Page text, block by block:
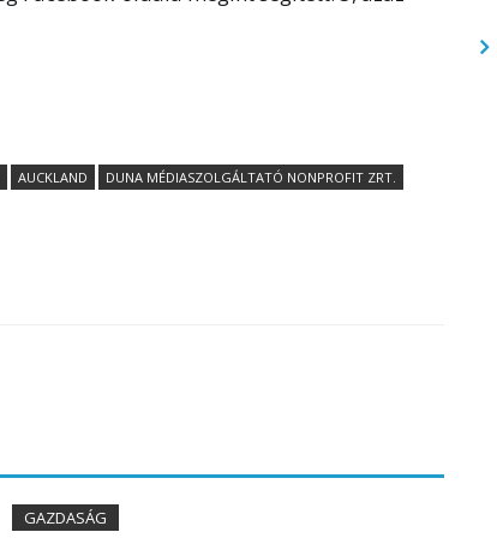
AUCKLAND
DUNA MÉDIASZOLGÁLTATÓ NONPROFIT ZRT.
GAZDASÁG